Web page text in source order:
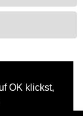
OK klickst,